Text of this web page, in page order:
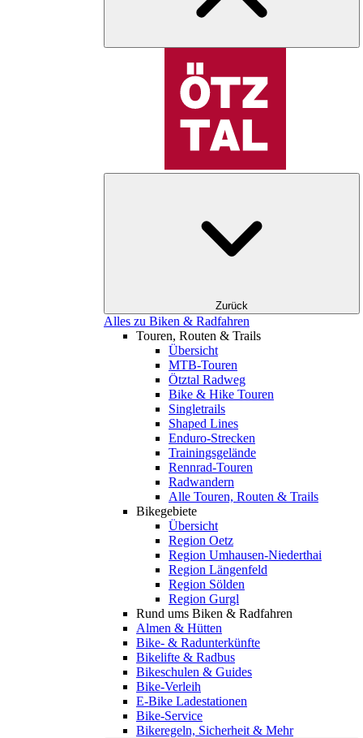
Zurück
Alles zu Biken & Radfahren
Touren, Routen & Trails
Übersicht
MTB-Touren
Ötztal Radweg
Bike & Hike Touren
Singletrails
Shaped Lines
Enduro-Strecken
Trainingsgelände
Rennrad-Touren
Radwandern
Alle Touren, Routen & Trails
Bikegebiete
Übersicht
Region Oetz
Region Umhausen-Niederthai
Region Längenfeld
Region Sölden
Region Gurgl
Rund ums Biken & Radfahren
Almen & Hütten
Bike- & Radunterkünfte
Bikelifte & Radbus
Bikeschulen & Guides
Bike-Verleih
E-Bike Ladestationen
Bike-Service
Bikeregeln, Sicherheit & Mehr